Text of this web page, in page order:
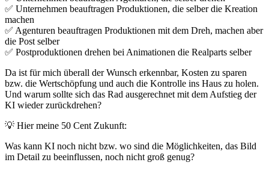
✅ Unternehmen beauftragen Produktionen, die selber die Kreation
machen
✅ Agenturen beauftragen Produktionen mit dem Dreh, machen aber
die Post selber
✅ Postproduktionen drehen bei Animationen die Realparts selber
Da ist für mich überall der Wunsch erkennbar, Kosten zu sparen
bzw. die Wertschöpfung und auch die Kontrolle ins Haus zu holen.
Und warum sollte sich das Rad ausgerechnet mit dem Aufstieg der
KI wieder zurückdrehen?
💡 Hier meine 50 Cent Zukunft:
Was kann KI noch nicht bzw. wo sind die Möglichkeiten, das Bild
im Detail zu beeinflussen, noch nicht groß genug?